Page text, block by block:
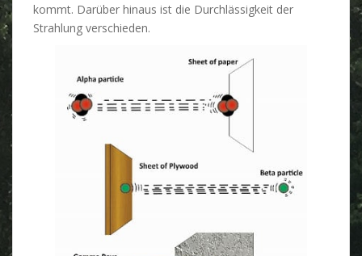
kommt. Darüber hinaus ist die Durchlässigkeit der
Strahlung verschieden.